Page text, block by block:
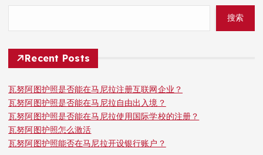
搜索
Recent Posts
瓦努阿图护照是否能在马尼拉注册互联网企业？
瓦努阿图护照是否能在马尼拉自由出入境？
瓦努阿图护照是否能在马尼拉使用国际学校的注册？
瓦努阿图护照怎么激活
瓦努阿图护照能否在马尼拉开设银行账户？